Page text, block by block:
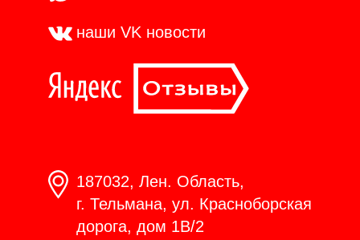
наши VK новости
187032, Лен. Область,
г. Тельмана, ул. Красноборская
дорога, дом 1В/2